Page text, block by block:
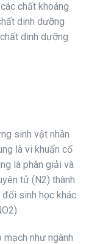
chất khoáng
dinh dưỡng
dinh dưỡng
sinh vật nhân
là vi khuẩn cố
là phân giải và
tử (N2) thành
đổi sinh học khác
như ngành